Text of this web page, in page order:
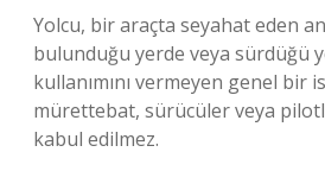
Yolcu, bir araçta seyahat eden
bulunduğu yerde veya sürdüğü
kullanımını vermeyen genel bir
mürettebat, sürücüler veya
kabul edilmez.